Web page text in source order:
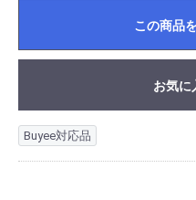
この商品
お気に
Buyee対応品